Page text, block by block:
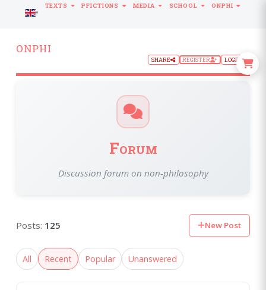
ONPHI
SHARE REGISTER LOGIN
Forum
Discussion forum on non-philosophy
Posts: 125 New Post
All Recent Popular Unanswered
LANGUAGE
TEXTS PFICTIONS MEDIA SCHOOL ONPHI